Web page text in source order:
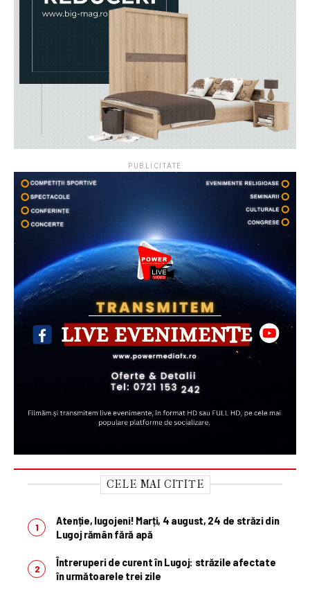
PUBLICITATE
CELE MAI CITITE
Atenție, lugojeni! Marți, 4 august, 24 de străzi din
Lugoj rămân fără apă
Întreruperi de curent în Lugoj: străzile afectate
în următoarele trei zile